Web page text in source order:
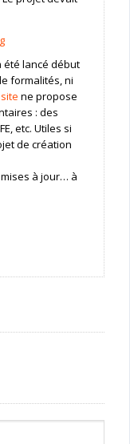
été lancé début
formalités, ni
site ne propose
: des
etc. Utiles si
de création
à jour… à